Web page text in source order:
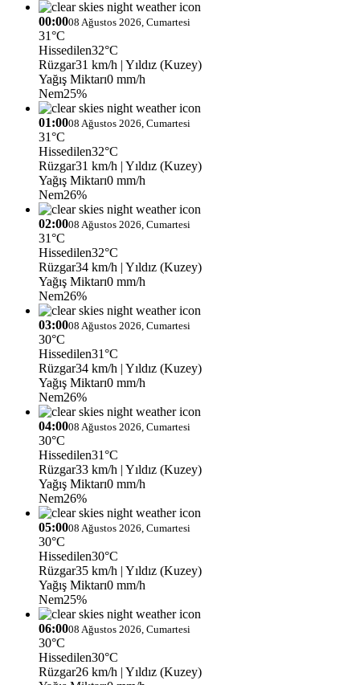
00:0008 Ağustos 2026, Cumartesi
31°C
Hissedilen32°C
Rüzgar31 km/h | Yıldız (Kuzey)
Yağış Miktarı0 mm/h
Nem25%
01:0008 Ağustos 2026, Cumartesi
31°C
Hissedilen32°C
Rüzgar31 km/h | Yıldız (Kuzey)
Yağış Miktarı0 mm/h
Nem26%
02:0008 Ağustos 2026, Cumartesi
31°C
Hissedilen32°C
Rüzgar34 km/h | Yıldız (Kuzey)
Yağış Miktarı0 mm/h
Nem26%
03:0008 Ağustos 2026, Cumartesi
30°C
Hissedilen31°C
Rüzgar34 km/h | Yıldız (Kuzey)
Yağış Miktarı0 mm/h
Nem26%
04:0008 Ağustos 2026, Cumartesi
30°C
Hissedilen31°C
Rüzgar33 km/h | Yıldız (Kuzey)
Yağış Miktarı0 mm/h
Nem26%
05:0008 Ağustos 2026, Cumartesi
30°C
Hissedilen30°C
Rüzgar35 km/h | Yıldız (Kuzey)
Yağış Miktarı0 mm/h
Nem25%
06:0008 Ağustos 2026, Cumartesi
30°C
Hissedilen30°C
Rüzgar26 km/h | Yıldız (Kuzey)